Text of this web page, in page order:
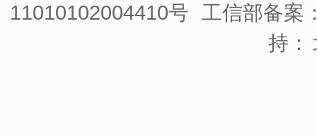
11010102004410号 工信部备案
持：